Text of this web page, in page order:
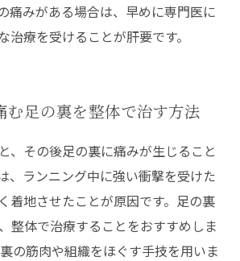
痛みがある場合は、早めに専門医に
治療を受けることが肝要です。
む足の裏を整体で治す方法
、その後足の裏に痛みが生じること
、ランニング中に強い衝撃を受けた
着地させたことが原因です。足の裏
整体で治療することをおすすめしま
の筋肉や組織をほぐす手技を用いま